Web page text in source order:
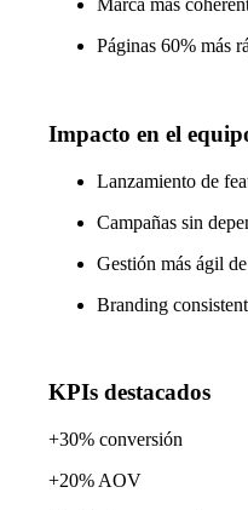
Marca más
Páginas 60% más
Impacto en el
Lanzamiento de
Campañas sin
Gestión más ágil
Branding
KPIs destacados
+30% conversión
+20% AOV